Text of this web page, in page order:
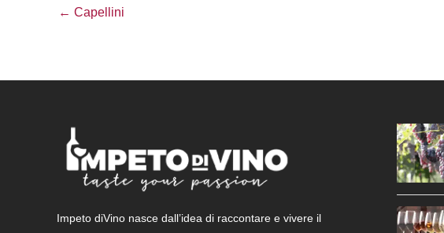
← Capellini
Impeto diVino nasce dall’idea di raccontare e vivere il